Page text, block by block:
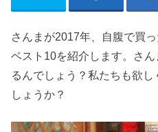
さんまが2017年、自腹で買
ベスト10を紹介します。さ
るんでしょう？私たちも欲
しょうか？